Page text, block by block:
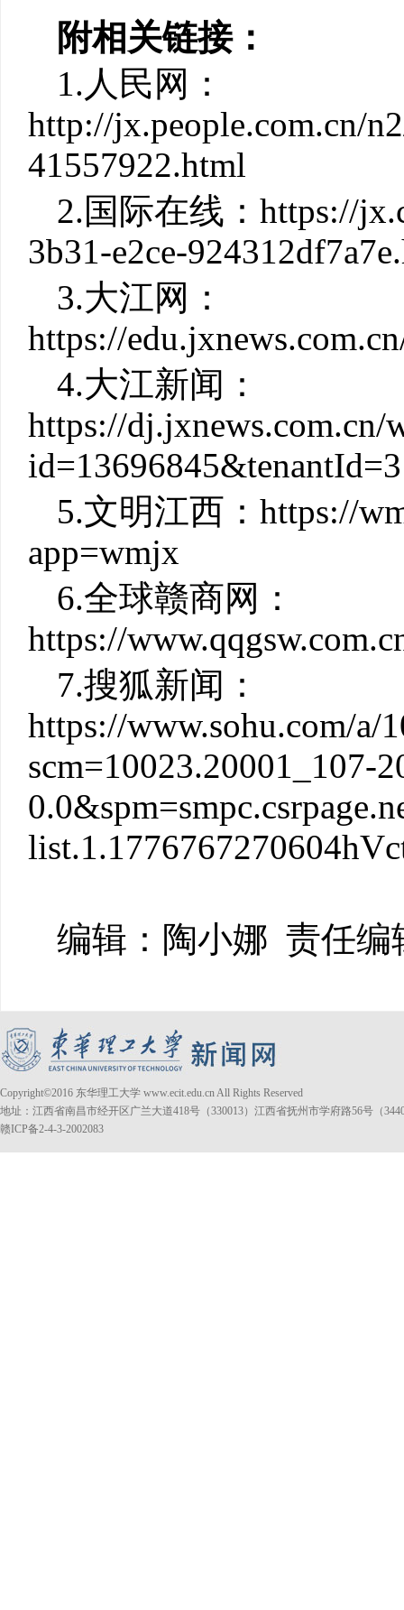
附相关链接：
1.人民网：
http://jx.people.com.cn/
41557922.html
2.国际在线：https://
3b31-e2ce-
3.大江网：
https://
4.大江新闻：
https://dj.jxnews.com.cn/
5.文明江西：https://
app=wmjx
6.全球赣商网：
https://
7.搜狐新闻：
https://www.sohu.com/a/
scm=10023.20001_107-
编辑：陶小娜 责任编
Copyright©2016 东华理工大学 www.ecit.edu.cn All Rights Reserved
地址：江西省南昌市经开区广兰大道418号（330013）江西省抚州市学府路56号（
赣ICP备2-4-3-2002083